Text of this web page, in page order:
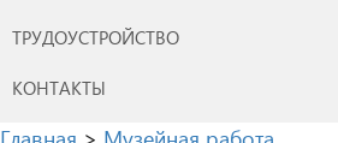
ТРУДОУСТРОЙСТВО
КОНТАКТЫ